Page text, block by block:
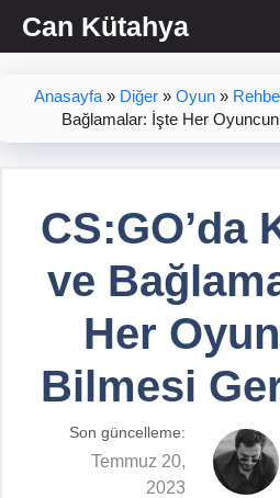
İçeriğe
atlaCan Kütahya
Anasayfa » Diğer » Oyun »
Bağlamalar: İşte Her
CS:GO’da
ve
Her
Bilmesi
Son güncelleme:
Temmuz 20,
2023